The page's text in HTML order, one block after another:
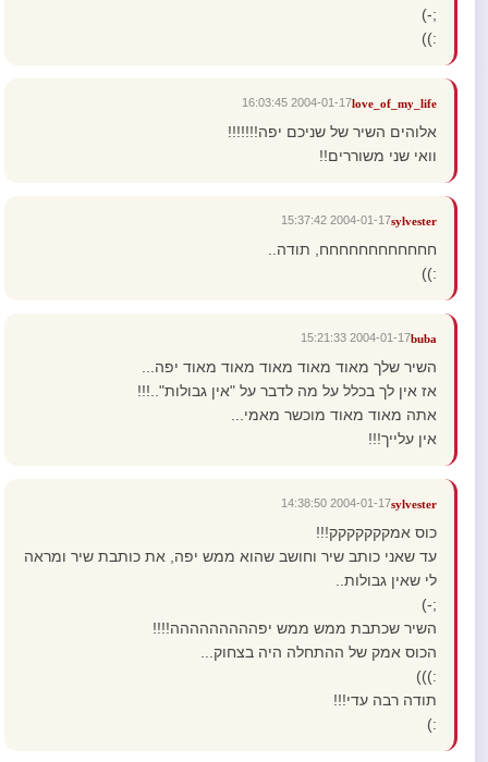
;-)
:))
love_of_my_life
2004-01-17 16:03:45
אלוהים השיר של שניכם יפה!!!!!!!
וואי שני משוררים!!
sylvester
2004-01-17 15:37:42
חחחחחחחחחחחח, תודה..
:))
buba
2004-01-17 15:21:33
השיר שלך מאוד מאוד מאוד מאוד מאוד יפה...
אז אין לך בכלל על מה לדבר על "אין גבולות"..!!!
אתה מאוד מאוד מוכשר מאמי...
אין עלייך!!!
sylvester
2004-01-17 14:38:50
כוס אמקקקקקקק!!!
עד שאני כותב שיר וחושב שהוא ממש יפה, את כותבת שיר ומראה
לי שאין גבולות..
;-)
השיר שכתבת ממש ממש יפההההההההה!!!!
הכוס אמק של ההתחלה היה בצחוק...
:)))
תודה רבה עדי!!!
:)